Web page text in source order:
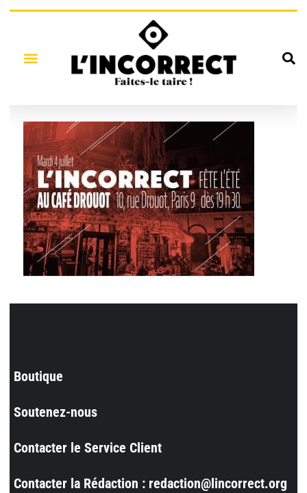
Boutique
Soutenez-nous
Contacter le Service Client
Contacter la Rédaction : redaction@lincorrect.org